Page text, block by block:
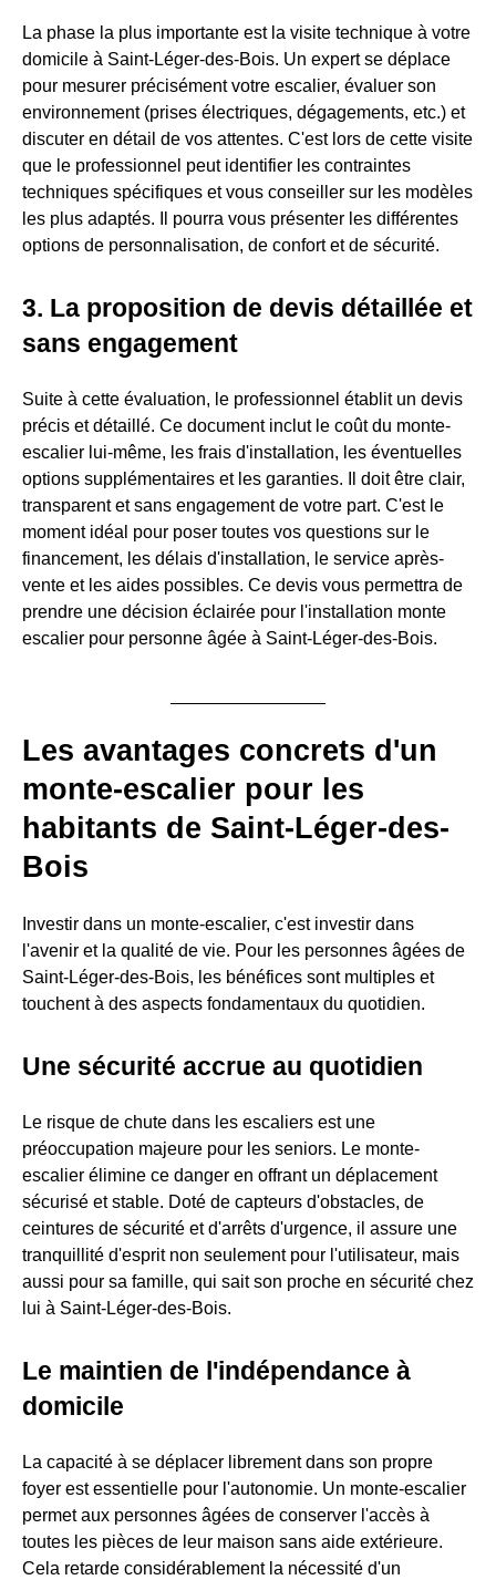
La phase la plus importante est la visite technique à votre
domicile à Saint-Léger-des-Bois. Un expert se déplace
pour mesurer précisément votre escalier, évaluer son
environnement (prises électriques, dégagements, etc.) et
discuter en détail de vos attentes. C'est lors de cette visite
que le professionnel peut identifier les contraintes
techniques spécifiques et vous conseiller sur les modèles
les plus adaptés. Il pourra vous présenter les différentes
options de personnalisation, de confort et de sécurité.
3. La proposition de devis détaillée et
sans engagement
Suite à cette évaluation, le professionnel établit un devis
précis et détaillé. Ce document inclut le coût du monte-
escalier lui-même, les frais d'installation, les éventuelles
options supplémentaires et les garanties. Il doit être clair,
transparent et sans engagement de votre part. C'est le
moment idéal pour poser toutes vos questions sur le
financement, les délais d'installation, le service après-
vente et les aides possibles. Ce devis vous permettra de
prendre une décision éclairée pour l'installation monte
escalier pour personne âgée à Saint-Léger-des-Bois.
Les avantages concrets d'un
monte-escalier pour les
habitants de Saint-Léger-des-
Bois
Investir dans un monte-escalier, c'est investir dans
l'avenir et la qualité de vie. Pour les personnes âgées de
Saint-Léger-des-Bois, les bénéfices sont multiples et
touchent à des aspects fondamentaux du quotidien.
Une sécurité accrue au quotidien
Le risque de chute dans les escaliers est une
préoccupation majeure pour les seniors. Le monte-
escalier élimine ce danger en offrant un déplacement
sécurisé et stable. Doté de capteurs d'obstacles, de
ceintures de sécurité et d'arrêts d'urgence, il assure une
tranquillité d'esprit non seulement pour l'utilisateur, mais
aussi pour sa famille, qui sait son proche en sécurité chez
lui à Saint-Léger-des-Bois.
Le maintien de l'indépendance à
domicile
La capacité à se déplacer librement dans son propre
foyer est essentielle pour l'autonomie. Un monte-escalier
permet aux personnes âgées de conserver l'accès à
toutes les pièces de leur maison sans aide extérieure.
Cela retarde considérablement la nécessité d'un